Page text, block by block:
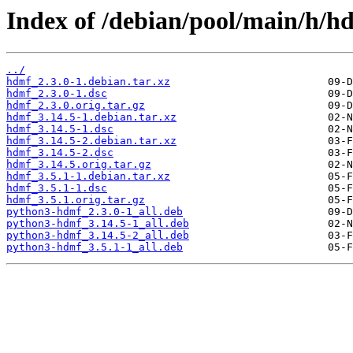
Index of /debian/pool/main/h/
../
hdmf_2.3.0-1.debian.tar.xz
hdmf_2.3.0-1.dsc
hdmf_2.3.0.orig.tar.gz
hdmf_3.14.5-1.debian.tar.xz
hdmf_3.14.5-1.dsc
hdmf_3.14.5-2.debian.tar.xz
hdmf_3.14.5-2.dsc
hdmf_3.14.5.orig.tar.gz
hdmf_3.5.1-1.debian.tar.xz
hdmf_3.5.1-1.dsc
hdmf_3.5.1.orig.tar.gz
python3-hdmf_2.3.0-1_all.deb
python3-hdmf_3.14.5-1_all.deb
python3-hdmf_3.14.5-2_all.deb
python3-hdmf_3.5.1-1_all.deb